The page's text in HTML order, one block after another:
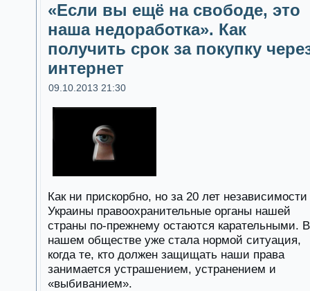
«Если вы ещё на свободе, это
наша недоработка». Как
получить срок за покупку
интернет
09.10.2013 21:30
Как ни прискорбно, но за 20 лет независимости
Украины правоохранительные органы нашей
страны по-прежнему остаются карательными. В
нашем обществе уже стала нормой ситуация,
когда те, кто должен защищать наши права
занимается устрашением, устранением и
«выбиванием».